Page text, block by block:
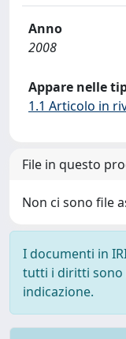
Anno
2008
Appare nelle
1.1 Articolo in
File in questo
Non ci sono file
I documenti in
tutti i diritti sono
indicazione.